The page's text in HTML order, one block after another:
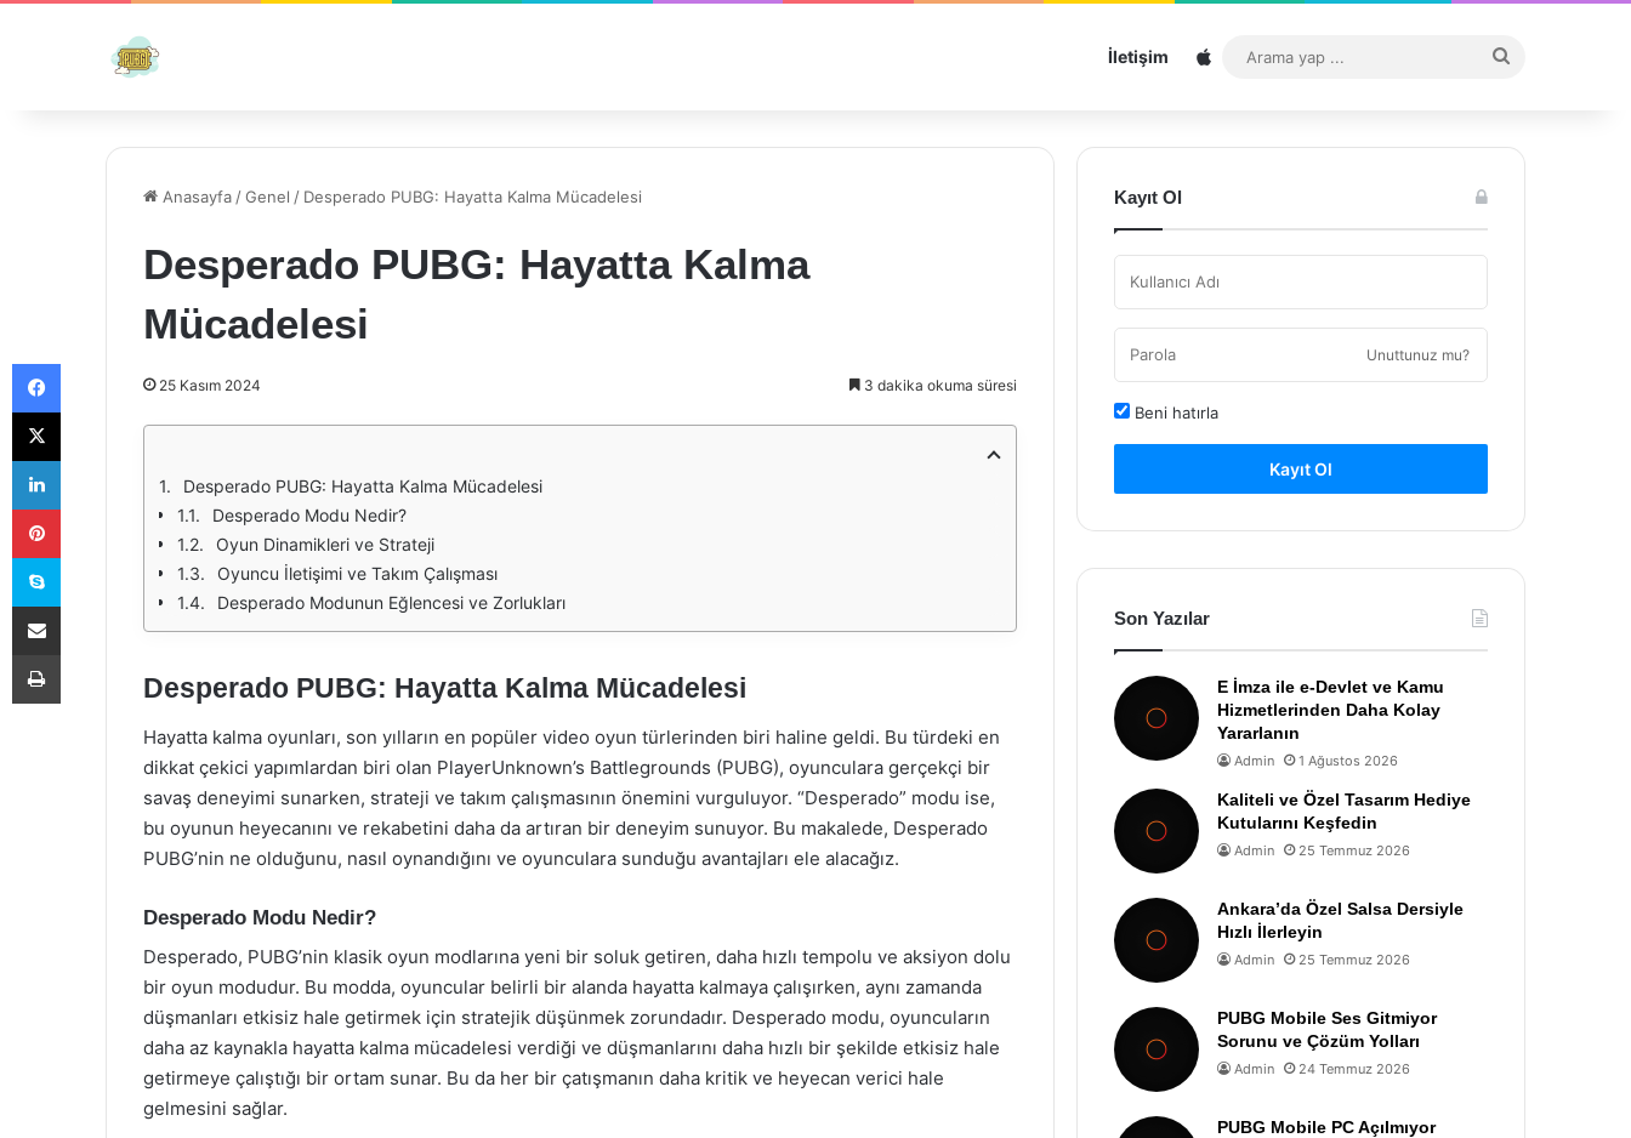
İletişim Sitemap
...
Anasayfa /Genel / Desperado PUBG: Hayatta Kalma Mücadelesi
Desperado PUBG: Hayatta Kalma
Mücadelesi
25 Kasım 2024 3 dakika okuma süresi
Desperado PUBG: Hayatta Kalma Mücadelesi
Desperado Modu Nedir?
Oyun Dinamikleri ve Strateji
Oyuncu İletişimi ve Takım Çalışması
Desperado Modunun Eğlencesi ve Zorlukları
Desperado PUBG: Hayatta Kalma Mücadelesi
Hayatta kalma oyunları, son yılların en popüler video oyun türlerinden biri haline geldi. Bu türdeki en
dikkat çekici yapımlardan biri olan PlayerUnknown’s Battlegrounds (PUBG), oyunculara gerçekçi bir
savaş deneyimi sunarken, strateji ve takım çalışmasının önemini vurguluyor. “Desperado” modu ise,
bu oyunun heyecanını ve rekabetini daha da artıran bir deneyim sunuyor. Bu makalede, Desperado
PUBG’nin ne olduğunu, nasıl oynandığını ve oyunculara sunduğu avantajları ele alacağız.
Desperado Modu Nedir?
Desperado, PUBG’nin klasik oyun modlarına yeni bir soluk getiren, daha hızlı tempolu ve aksiyon dolu
bir oyun modudur. Bu modda, oyuncular belirli bir alanda hayatta kalmaya çalışırken, aynı zamanda
düşmanları etkisiz hale getirmek için stratejik düşünmek zorundadır. Desperado modu, oyuncuların
daha az kaynakla hayatta kalma mücadelesi verdiği ve düşmanlarını daha hızlı bir şekilde etkisiz hale
getirmeye çalıştığı bir ortam sunar. Bu da her bir çatışmanın daha kritik ve heyecan verici hale
gelmesini sağlar.
Kayıt Ol
Unuttunuz mu?
Beni hatırla
Kayıt Ol
Son Yazılar
E İmza ile e-Devlet ve Kamu
Hizmetlerinden Daha Kolay
Yararlanın
Admin 1 Ağustos 2026
Kaliteli ve Özel Tasarım Hediye
Kutularını Keşfedin
Admin 25 Temmuz 2026
Ankara’da Özel Salsa Dersiyle
Hızlı İlerleyin
Admin 25 Temmuz 2026
PUBG Mobile Ses Gitmiyor
Sorunu ve Çözüm Yolları
Admin 24 Temmuz 2026
PUBG Mobile PC Açılmıyor
Facebook
X
LinkedIn
Pinterest
Skype
E-Posta ile paylaş